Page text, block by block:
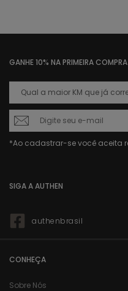
GANHE 10% NA PRIMEIRA COMPRA
SIGA A AUTHEN
authenbrasil
CONHEÇA
Sobre Nós